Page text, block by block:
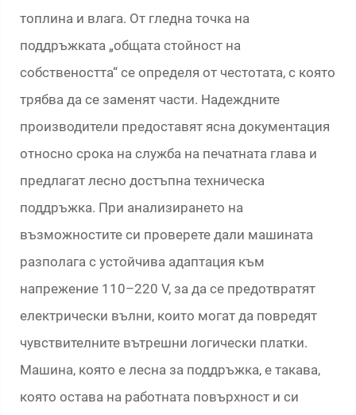
топлина и влага. От гледна точка на
поддръжката „общата стойност на
собствеността“ се определя от честотата, с която
трябва да се заменят части. Надеждните
производители предоставят ясна документация
относно срока на служба на печатната глава и
предлагат лесно достъпна техническа
поддръжка. При анализирането на
възможностите си проверете дали машината
разполага с устойчива адаптация към
напрежение 110–220 V, за да се предотвратят
електрически вълни, които могат да повредят
чувствителните вътрешни логически платки.
Машина, която е лесна за поддръжка, е такава,
която остава на работната повърхност и си